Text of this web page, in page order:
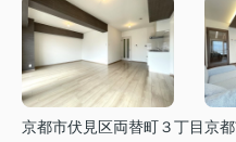
京都市伏見区両替町３丁目京